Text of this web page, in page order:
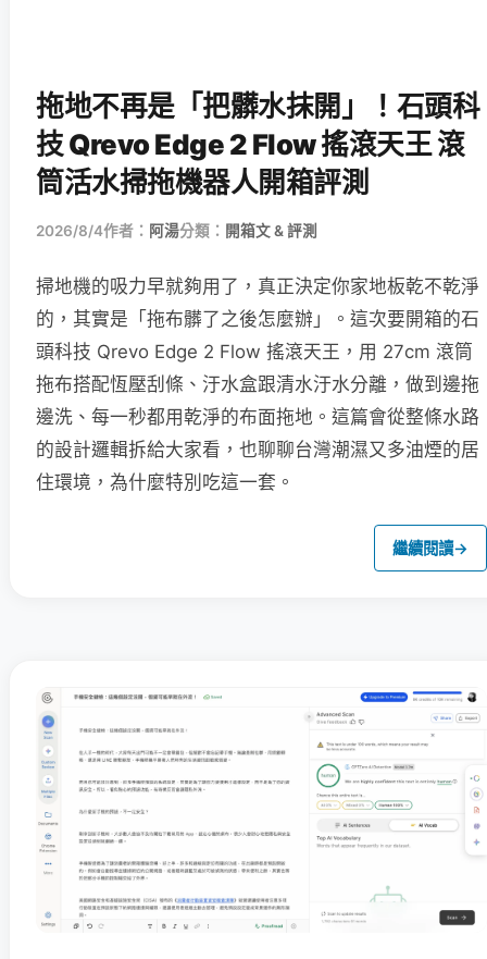
拖地不再是「把髒水抹開」！石頭科
技 Qrevo Edge 2 Flow 搖滾天王 滾
筒活水掃拖機器人開箱評測
2026/8/4作者： 阿湯分類： 開箱文 & 評測
掃地機的吸力早就夠用了，真正決定你家地板乾不乾淨
的，其實是「拖布髒了之後怎麼辦」。這次要開箱的石
頭科技 Qrevo Edge 2 Flow 搖滾天王，用 27cm 滾筒
拖布搭配恆壓刮條、汙水盒跟清水汙水分離，做到邊拖
邊洗、每一秒都用乾淨的布面拖地。這篇會從整條水路
的設計邏輯拆給大家看，也聊聊台灣潮濕又多油煙的居
住環境，為什麼特別吃這一套。
繼續閱讀→